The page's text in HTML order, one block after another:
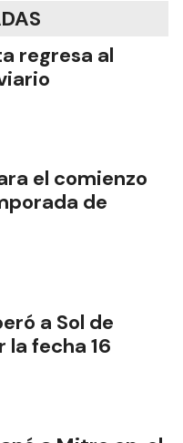
regresa al
el comienzo
de
a Sol de
fecha 16